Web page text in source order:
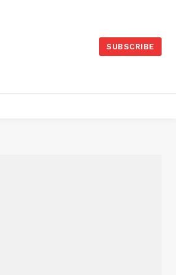
SUBSCRIBE